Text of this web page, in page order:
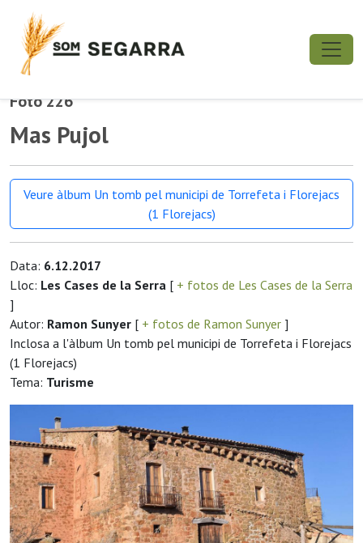
Foto 226
Mas Pujol
Veure àlbum Un tomb pel municipi de Torrefeta i Florejacs
(1 Florejacs)
Data: 6.12.2017
Lloc: Les Cases de la Serra [ + fotos de Les Cases de la Serra
]
Autor: Ramon Sunyer [ + fotos de Ramon Sunyer ]
Inclosa a l'àlbum Un tomb pel municipi de Torrefeta i Florejacs
(1 Florejacs)
Tema: Turisme